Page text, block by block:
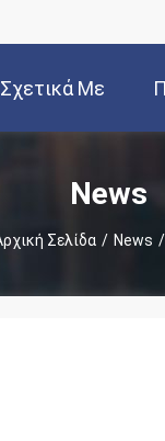
Σχετικά Με
Εμάς
News
Σελίδα / News /